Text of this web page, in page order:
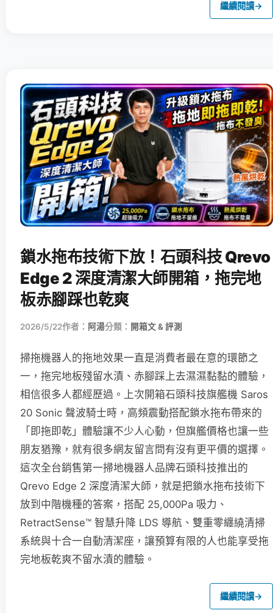
繼續閱讀→
鎖水拖布技術下放！石頭科技 Qrevo
Edge 2 深度清潔大師開箱，拖完地
板赤腳踩也乾爽
2026/5/22作者： 阿湯分類： 開箱文 & 評測
掃拖機器人的拖地效果一直是消費者最在意的環節之
一，拖完地板殘留水漬、赤腳踩上去濕濕黏黏的體驗，
相信很多人都經歷過。上次開箱石頭科技旗艦機 Saros
20 Sonic 聲波騎士時，高頻震動搭配鎖水拖布帶來的
「即拖即乾」體驗讓不少人心動，但旗艦價格也讓一些
朋友猶豫，就有很多網友留言問有沒有更平價的選擇。
這次全台銷售第一掃地機器人品牌石頭科技推出的
Qrevo Edge 2 深度清潔大師，就是把鎖水拖布技術下
放到中階機種的答案，搭配 25,000Pa 吸力、
RetractSense™ 智慧升降 LDS 導航、雙重零纏繞清掃
系統與十合一自動清潔座，讓預算有限的人也能享受拖
完地板乾爽不留水漬的體驗。
繼續閱讀→